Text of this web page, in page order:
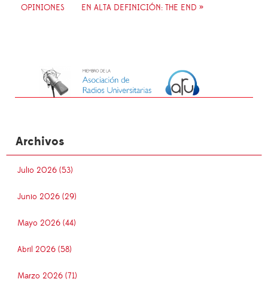
OPINIONES
EN ALTA DEFINICIÓN: THE END »
Archivos
Julio 2026 (53)
Junio 2026 (29)
Mayo 2026 (44)
Abril 2026 (58)
Marzo 2026 (71)